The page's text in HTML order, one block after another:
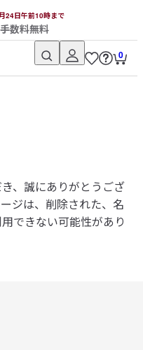
24日午前10時まで
手数料無料
0
、誠にありがとうござ
ジは、削除された、名
できない可能性があり